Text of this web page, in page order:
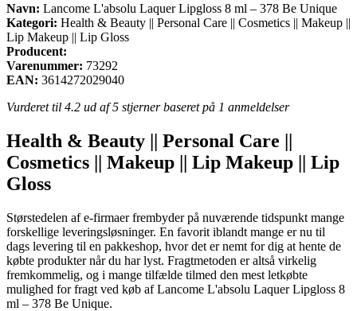
Navn: Lancome L'absolu Laquer Lipgloss 8 ml – 378 Be Unique
Kategori: Health & Beauty || Personal Care || Cosmetics || Makeup ||
Lip Makeup || Lip Gloss
Producent:
Varenummer: 73292
EAN: 3614272029040
Vurderet til 4.2 ud af 5 stjerner baseret på 1 anmeldelser
Health & Beauty || Personal Care ||
Cosmetics || Makeup || Lip Makeup || Lip
Gloss
Størstedelen af e-firmaer frembyder på nuværende tidspunkt mange
forskellige leveringsløsninger. En favorit iblandt mange er nu til
dags levering til en pakkeshop, hvor det er nemt for dig at hente de
købte produkter når du har lyst. Fragtmetoden er altså virkelig
fremkommelig, og i mange tilfælde tilmed den mest letkøbte
mulighed for fragt ved køb af Lancome L'absolu Laquer Lipgloss 8
ml – 378 Be Unique.